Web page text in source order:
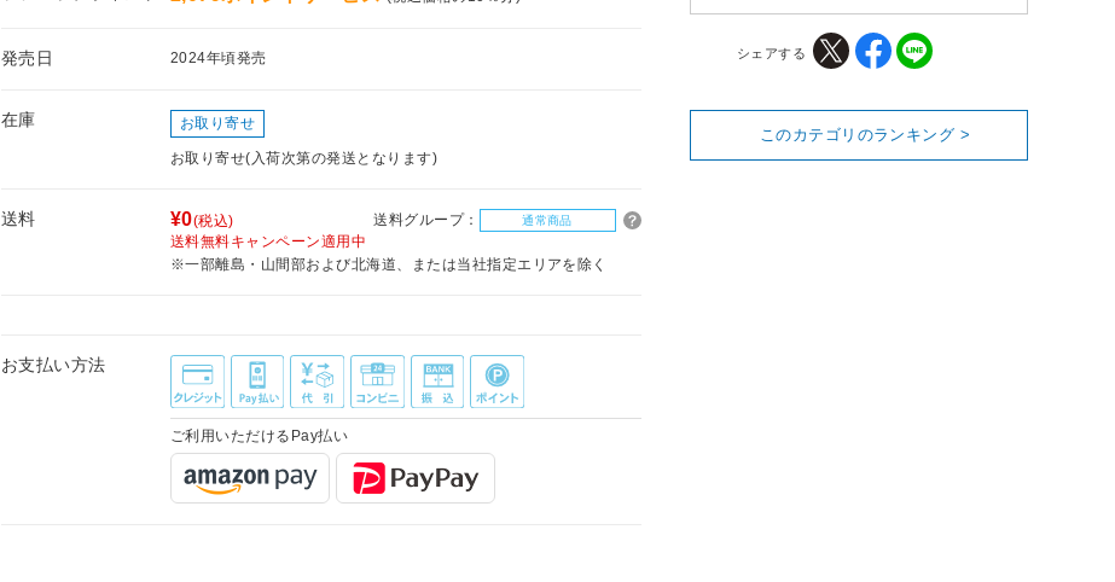
発売日 2024年頃発売
在庫 お取り寄せ
お取り寄せ(入荷次第の発送となります)
送料 ¥0(税込) 送料グループ： 通常商品
送料無料キャンペーン適用中
※一部離島・山間部および北海道、または当社指定エリアを除く
お支払い方法
ご利用いただけるPay払い
シェアする
このカテゴリのランキング >